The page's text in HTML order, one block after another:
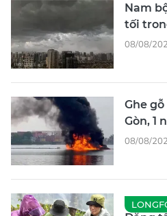
Nam
tối
08/08/
Ghe
Gòn, 1
08/08/